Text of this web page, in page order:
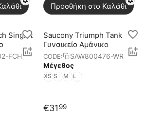
Προσθήκη στο Καλάθι
Singlet
FCH
Saucony Triumph Tank
Γυναικείο Αμάνικο
CODE:
SAW800476-WR
Μέγεθος
XS S M L
€31 99